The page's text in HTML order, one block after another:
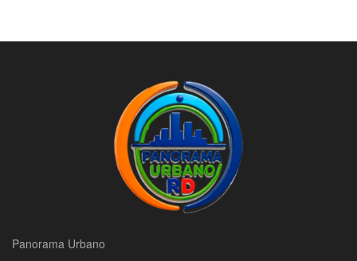
Panorama Urbano